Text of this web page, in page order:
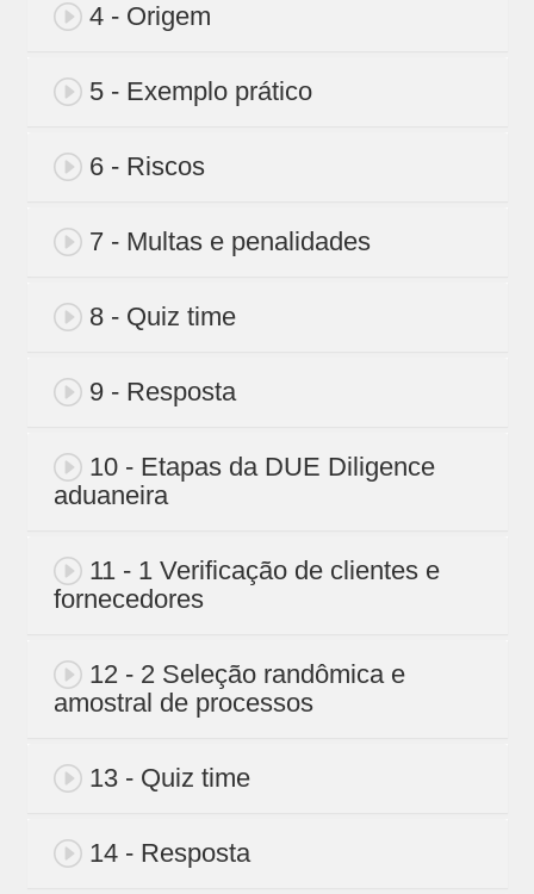
4 - Origem
5 - Exemplo prático
6 - Riscos
7 - Multas e penalidades
8 - Quiz time
9 - Resposta
10 - Etapas da DUE Diligence
aduaneira
11 - 1 Verificação de clientes e
fornecedores
12 - 2 Seleção randômica e
amostral de processos
13 - Quiz time
14 - Resposta